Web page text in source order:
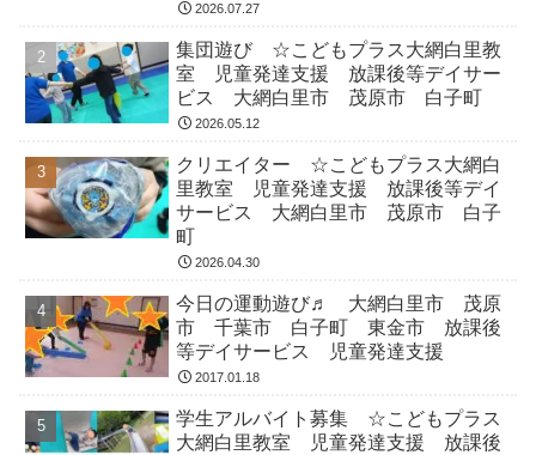
2026.07.27
集団遊び ☆こどもプラス大網白里教
室 児童発達支援 放課後等デイサー
ビス 大網白里市 茂原市 白子町
2026.05.12
クリエイター ☆こどもプラス大網白
里教室 児童発達支援 放課後等デイ
サービス 大網白里市 茂原市 白子
町
2026.04.30
今日の運動遊び♬ 大網白里市 茂原
市 千葉市 白子町 東金市 放課後
等デイサービス 児童発達支援
2017.01.18
学生アルバイト募集 ☆こどもプラス
大網白里教室 児童発達支援 放課後